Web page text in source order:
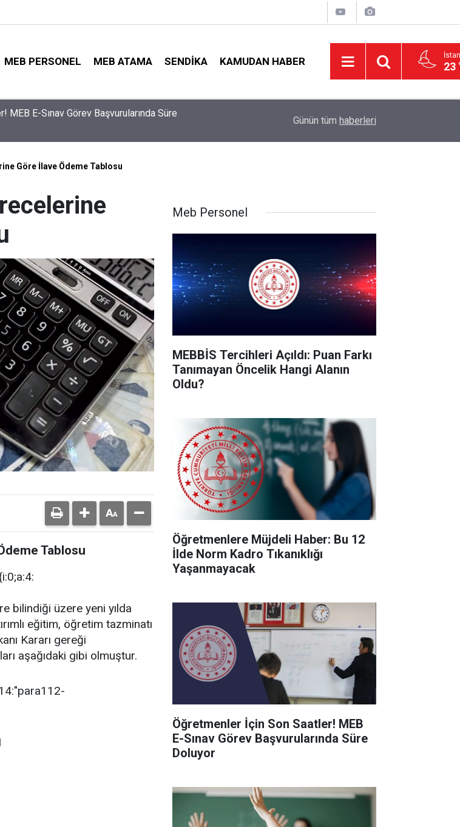
MEB PERSONEL MEB ATAMA SENDIKA KAMUDAN HABER 23
MEB’in En Çok Öğretmen Aradığı 15 Branş!
Tavan Yaptı!
Günün tüm haberleri
Göre İlave Ödeme Tablosu
Tablosu
bilindiği üzere yeni yılda
eğitim, öğretim tazminatı
Kararı gereği
aşağıdaki gibi olmuştur.
Meb Personel
MEBBİS Tercihleri Açıldı: Puan Farkı
Tanımayan Öncelik Hangi Alanın
Oldu?
Öğretmenlere Müjdeli Haber: Bu 12
İlde Norm Kadro Tıkanıklığı
Yaşanmayacak
Öğretmenler İçin Son Saatler! MEB
E-Sınav Görev Başvurularında Süre
Doluyor